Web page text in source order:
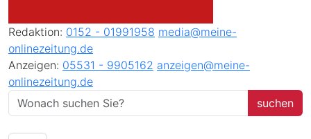
Redaktion: 0152 - 01991958 media@meine-
onlinezeitung.de
Anzeigen: 05531 - 9905162 anzeigen@meine-
onlinezeitung.de